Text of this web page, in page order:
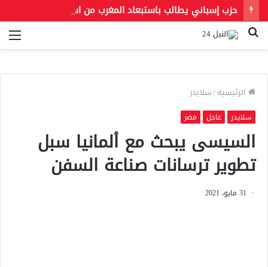
بحث
الرئيسية/سلايدر
سلايدر عاجل مصر
السيسى يبحث مع ألمانيا سبل
تطوير ترسانات صناعة السفن
31 مايو، 2021